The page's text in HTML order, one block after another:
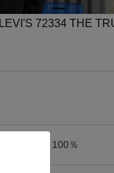
LEVI'S 72334 THE
コットン 100％